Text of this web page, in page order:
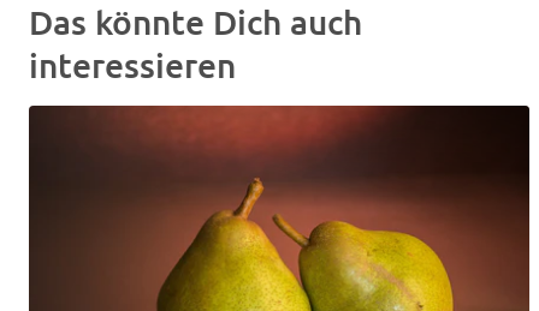
Das könnte Dich auch
interessieren